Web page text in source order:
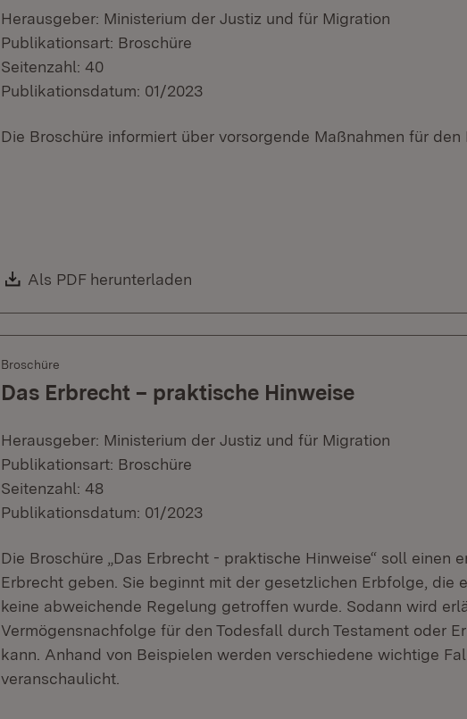
Herausgeber: Ministerium der Justiz und für Migration
Publikationsart: Broschüre
Seitenzahl: 40
Publikationsdatum: 01/2023
Die Broschüre informiert über vorsorgende Maßnahmen für den
Download:
Als PDF herunterladen
Broschüre
Das Erbrecht – praktische Hinweise
Herausgeber: Ministerium der Justiz und für Migration
Publikationsart: Broschüre
Seitenzahl: 48
Publikationsdatum: 01/2023
Die Broschüre „Das Erbrecht - praktische Hinweise“ soll einen
Erbrecht geben. Sie beginnt mit der gesetzlichen Erbfolge, die
keine abweichende Regelung getroffen wurde. Sodann wird
Vermögensnachfolge für den Todesfall durch Testament oder
kann. Anhand von Beispielen werden verschiedene wichtige
veranschaulicht.